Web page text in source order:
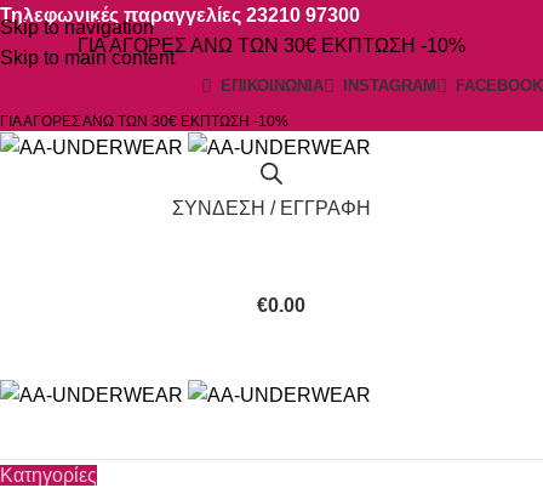
Skip to navigation
Skip to main content
Τηλεφωνικές παραγγελίες 23210 97300
ΓΙΑ ΑΓΟΡΕΣ ΑΝΩ ΤΩΝ 30€ ΕΚΠΤΩΣΗ -10%
ΕΠΙΚΟΙΝΩΝΙΑ INSTAGRAM FACEBOOK
ΓΙΑ ΑΓΟΡΕΣ ΑΝΩ ΤΩΝ 30€ ΕΚΠΤΩΣΗ -10%
ΣΥΝΔΕΣΗ / ΕΓΓΡΑΦΗ
€0.00
Κατηγορίες